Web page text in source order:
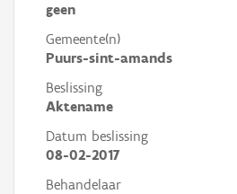
geen
Gemeente(n)
Puurs-sint-amands
Beslissing
Aktename
Datum beslissing
08-02-2017
Behandelaar